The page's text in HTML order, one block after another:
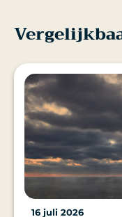
16 juli 2026